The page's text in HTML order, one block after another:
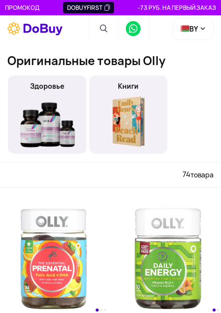
ПРОМОКОД DOBUYFIRST -73 РУБ. НА ПЕРВЫЙ ЗАКАЗ
BY
Оригинальные товары Olly
Здоровье Книги
74товара